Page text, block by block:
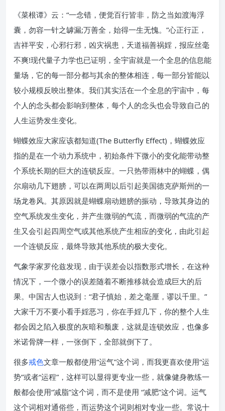
《菜根谭》云：“一念错，便觉百行皆非，防之当如渡海浮
囊，勿容一针之罅漏;万善全，始得一生无愧。”心正行正，
吉祥平安，心邪行邪，凶灾祸患，天道福善祸婬，报应丝毫
不爽!现代量子力学也已证明，全宇宙就是一个全息的信息能
量场，它的每一部分都与其余的整体相连，每一部分皆能以
较小规模反映出整体。我们其实活在一个全息的宇宙中，每
个人的念头都会影响到整体，每个人的念头也会导致自己的
人生运势发生变化。
蝴蝶效应大家应该都知道(The Butterfly Effect)，蝴蝶效应
指的是在一个动力系统中，初始条件下微小的变化能带动整
个系统长期的巨大的连锁反应。一只热带雨林中的蝴蝶，偶
尔扇动几下翅膀，可以在两周以后引起美国德克萨斯州的一
场龙卷风。其原因就是蝴蝶扇动翅膀的振动，导致其身边的
空气系统发生变化，并产生微弱的气流，而微弱的气流的产
生又会引起四周空气或其他系统产生相应的变化，由此引起
一个连锁反应，最终导致其他系统的极大变化。
气象学家罗伦兹发现，由于误差会以指数形式增长，在这种
情况下，一个微小的误差随着不断推移就会造成巨大的后
果。中国古人也说到：“君子慎始，差之毫厘，谬以千里。”
大家千万不要小看手婬恶习，你在手婬几下，你的整个人生
都会因之陷入极度的灰暗和颓废，这就是连锁效应，也像多
米诺骨牌一样，一张倒下，全部就倒下了。
很多戒色文章一般都使用“运气”这个词，而我更喜欢使用“运
势”或者“运程”，这样可以显得更专业一些，就像健身教练一
般都会使用“减脂”这个词，而不是使用 “减肥”这个词。运气
这个词相对通俗些，而运势这个词则相对专业一些。常说十